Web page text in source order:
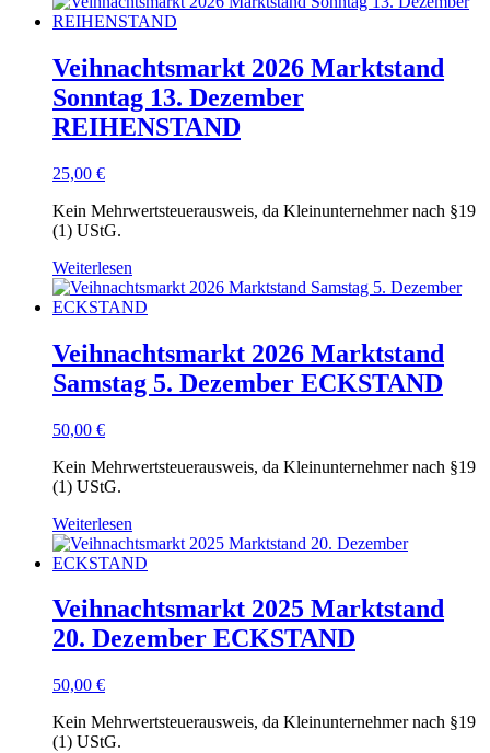
Veihnachtsmarkt 2026 Marktstand
Sonntag 13. Dezember
REIHENSTAND
25,00 €
Kein Mehrwertsteuerausweis, da Kleinunternehmer nach §19
(1) UStG.
Weiterlesen
Veihnachtsmarkt 2026 Marktstand
Samstag 5. Dezember ECKSTAND
50,00 €
Kein Mehrwertsteuerausweis, da Kleinunternehmer nach §19
(1) UStG.
Weiterlesen
Veihnachtsmarkt 2025 Marktstand
20. Dezember ECKSTAND
50,00 €
Kein Mehrwertsteuerausweis, da Kleinunternehmer nach §19
(1) UStG.